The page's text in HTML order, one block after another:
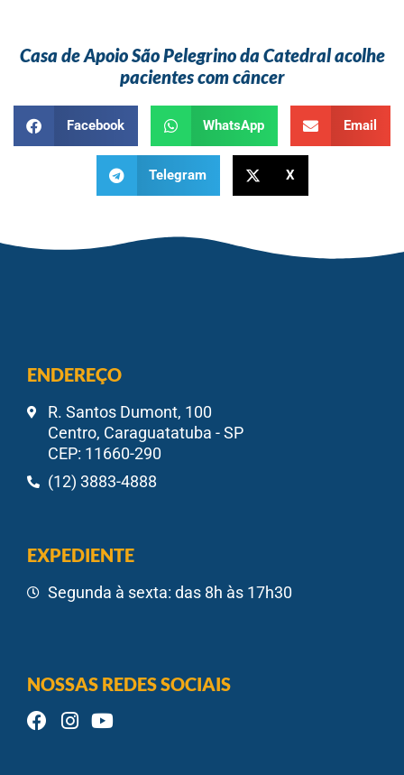
Casa de Apoio São Pelegrino da Catedral acolhe
pacientes com câncer
Facebook WhatsApp Email
Telegram X
ENDEREÇO
R. Santos Dumont, 100
Centro, Caraguatatuba - SP
CEP: 11660-290
(12) 3883-4888
EXPEDIENTE
Segunda à sexta: das 8h às 17h30
NOSSAS REDES SOCIAIS